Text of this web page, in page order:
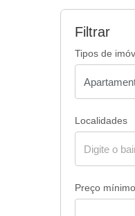
Filtrar
Tipos de
Localidades
Preço mínimo